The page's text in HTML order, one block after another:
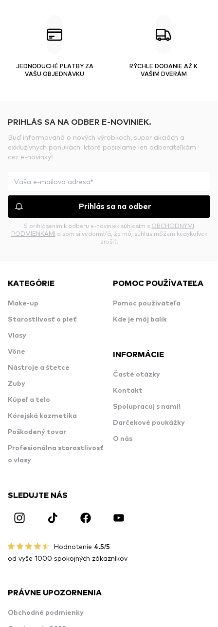
JEDNODUCHÉ PLATBY ZA
VAŠU OBJEDNÁVKU
RÝCHLE DODANIE AŽ K
VAŠIM DVERÁM
PRIHLÁS SA NA ODBER E-NOVINIEK.
Buď informovaná o nových výrobkoch, super akciách a
exkluzívnych ponukách, ktoré posielame len odberateľkám
cez e-novinky!
Prihlás sa na odber
S prihlásením k odberu e-noviniek súhlasím s OBCHODNÝMI
PODMIENKAMI a som si vedomý/á, že môj súhlas môžem kedykoľvek
zrušiť.
KATEGÓRIE
Make-up
Starostlivosť o pleť
Vlasy
Vône
Nástroje a štetce
Zuby
Kúpeľ a telo
Kórejská kozmetika
Poškodený tovar
Profesionálna starostlivosť
o vlasy
POMOC POUŽÍVATEĽA
Pomoc používateľa
Kde je môj balík
INFORMÁCIE
Časté otázky
Kontakt
Spolupracuj s nami!
Darčekové poukážky
O nás
SLEDUJTE NÁS
Hodnotenie 4.5/5
od vyše 1000 spokojných zákazníkov
PRÁVNE UPOZORNENIA
Obchodné podmienky